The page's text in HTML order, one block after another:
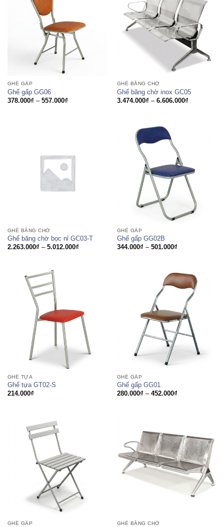
GHẾ GẤP
Ghế gấp GG06
378.000₫ – 557.000₫Khoảng
GHẾ BĂNG CHỜ
Ghế băng chờ inox GC05
3.474.000₫ – 6.606.000₫Khoảng
GHẾ BĂNG CHỜ
Ghế băng chờ bọc nỉ GC03-T
2.263.000₫ – 5.012.000₫Khoảng
GHẾ GẤP
Ghế gấp GG02B
344.000₫ – 501.000₫Khoảng
501.000₫
GHẾ TỰA
Ghế tựa GT02-S
214.000₫
GHẾ GẤP
Ghế gấp GG01
280.000₫ – 452.000₫Khoảng
GHẾ GẤP GHẾ BĂNG CHỜ